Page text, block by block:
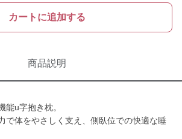
カートに追加する
商品説明
能u字抱き枕。
で体をやさしく支え、側臥位での快適な睡